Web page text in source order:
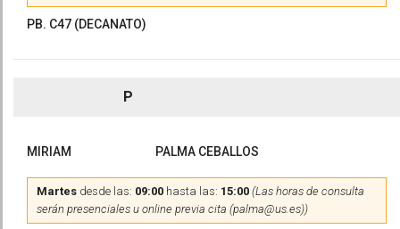
PB. C47 (DECANATO)
P
MIRIAM PALMA CEBALLOS
Martes desde las: 09:00 hasta las: 15:00 (Las horas de consulta
serán presenciales u online previa cita (palma@us.es))